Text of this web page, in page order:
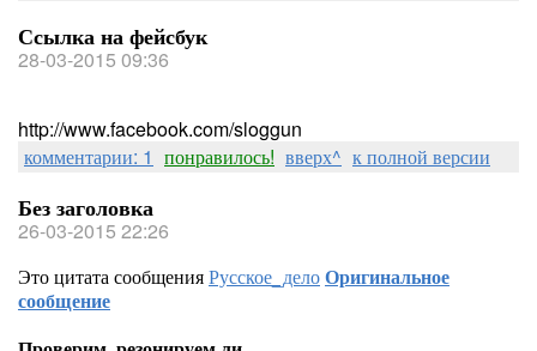
Ссылка на фейсбук
28-03-2015 09:36
http://www.facebook.com/sloggun
комментарии: 1 понравилось! вверх^ к полной версии
Без заголовка
26-03-2015 22:26
Это цитата сообщенияРусское_делоОригинальное
сообщение